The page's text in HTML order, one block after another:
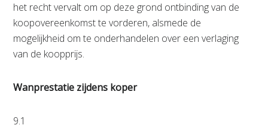
het recht vervalt om op deze grond ontbinding van de
koopovereenkomst te vorderen, alsmede de
mogelijkheid om te onderhandelen over een verlaging
van de koopprijs.
Wanprestatie zijdens koper
9.1